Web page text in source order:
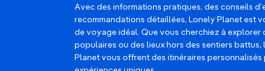
Avec des informations pratiques, des conseils
recommandations détaillées, Lonely Planet est
de voyage idéal. Que vous cherchiez à explorer
populaires ou des lieux hors des sentiers battus,
Planet vous offrent des itinéraires personnalisés